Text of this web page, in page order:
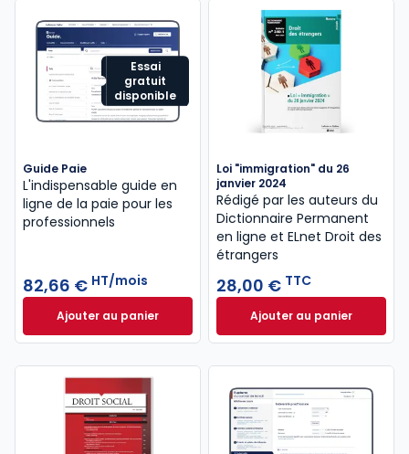
Essai
gratuit
disponible
Guide Paie
L'indispensable guide en
ligne de la paie pour les
professionnels
82,66 € HT/mois
Ajouter au panierGuide Paie à 82,66 € HT/mois
Loi "immigration" du 26
janvier 2024
Rédigé par les auteurs du
Dictionnaire Permanent
en ligne et ELnet Droit des
étrangers
28,00 € TTC
Ajouter au panier
Loi "immigration"